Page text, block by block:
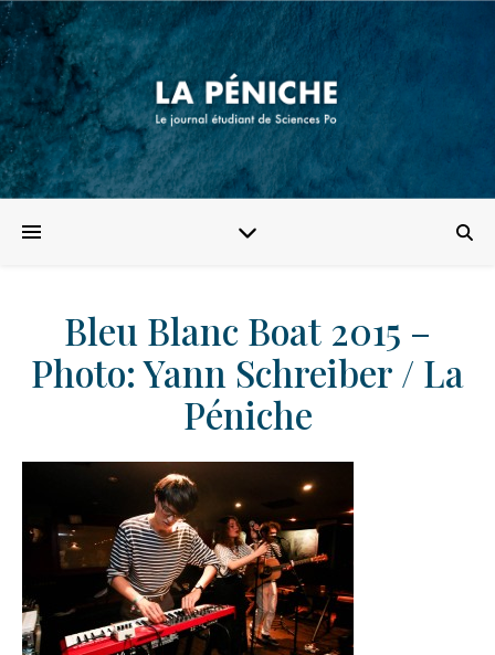
Bleu Blanc Boat 2015 –
Photo: Yann Schreiber / La
Péniche